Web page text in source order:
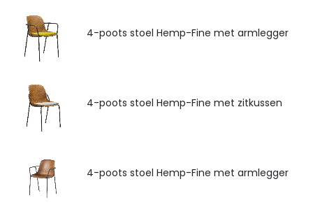
4-poots stoel Hemp-Fine met armlegger
4-poots stoel Hemp-Fine met zitkussen
4-poots stoel Hemp-Fine met armlegger